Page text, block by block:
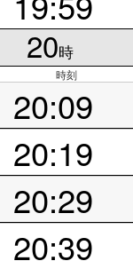
20時
時刻
20:09
20:19
20:29
20:39